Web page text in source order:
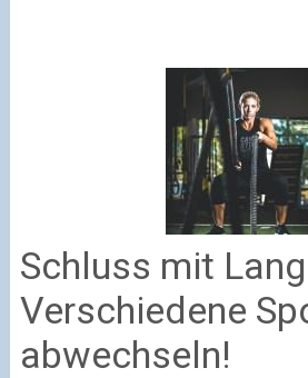
Schluss mit
Verschiedene
abwechseln!